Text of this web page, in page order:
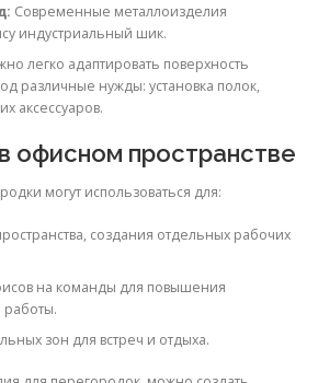
Современные металлоизделия
индустриальный шик.
легко адаптировать поверхность
различные нужды: установка полок,
аксессуаров.
офисном пространстве
могут использоваться для:
создания отдельных рабочих
на команды для повышения
работы.
зон для встреч и отдыха.